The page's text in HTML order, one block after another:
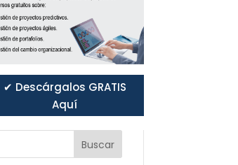
✔ Descárgalos GRATIS
Aquí
Buscar